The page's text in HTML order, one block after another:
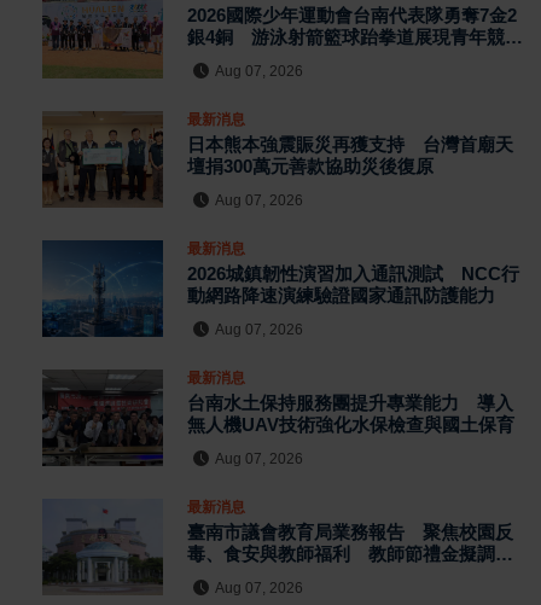
2026國際少年運動會台南代表隊勇奪7金2
銀4銅 游泳射箭籃球跆拳道展現青年競技
實力
Aug 07, 2026
最新消息
日本熊本強震賑災再獲支持 台灣首廟天
壇捐300萬元善款協助災後復原
Aug 07, 2026
最新消息
2026城鎮韌性演習加入通訊測試 NCC行
動網路降速演練驗證國家通訊防護能力
Aug 07, 2026
最新消息
台南水土保持服務團提升專業能力 導入
無人機UAV技術強化水保檢查與國土保育
Aug 07, 2026
最新消息
臺南市議會教育局業務報告 聚焦校園反
毒、食安與教師福利 教師節禮金擬調升
至千元
Aug 07, 2026